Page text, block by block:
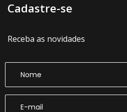
Cadastre-se
Receba as novidades